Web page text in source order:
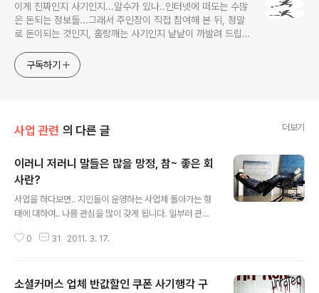
이게 진짜인지 사기인지...알수가 있나..인터넷에 떠도는 수많
은 돈되는 정보들...그래서 주인장이 직접 참여해 본 뒤, 정말
로 돈이되는 것인지, 홀랑깨는 사기인지 낱낱이 까발려 드립니
야~구독하기
사업 관련 의 다른 글 더보기
이러니 저러니 말들은 많을 망정, 참~ 좋은 회
사란?
사업을 하다보면.. 지인들이 운영하는 사업체 돌아가는 형
태에 대하여.. 나름 관심을 많이 갖게 됩니다. 일부러 관심
이야기 하면서...알게되기도 하고..그렇지요.. 특히..좋은회
차이가 나기도 하는데.. 지금까지 제가...직장인으로서... 그
0 31 2011. 3. 17.
소셜커머스 업체 반값할인 쿠폰 사기행각 구